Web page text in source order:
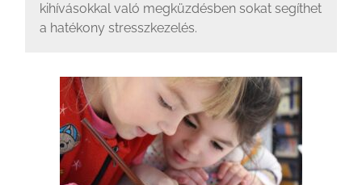
kihívásokkal való megküzdésben sokat segíthet
a hatékony stresszkezelés.